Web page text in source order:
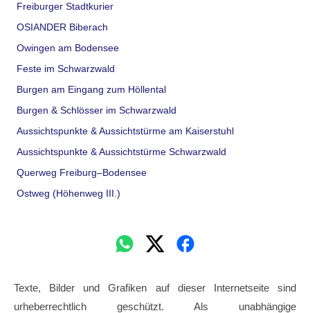
Freiburger Stadtkurier
OSIANDER Biberach
Owingen am Bodensee
Feste im Schwarzwald
Burgen am Eingang zum Höllental
Burgen & Schlösser im Schwarzwald
Aussichtspunkte & Aussichtstürme am Kaiserstuhl
Aussichtspunkte & Aussichtstürme Schwarzwald
Querweg Freiburg–Bodensee
Ostweg (Höhenweg III.)
Texte, Bilder und Grafiken auf dieser Internetseite sind
urheberrechtlich geschützt. Als unabhängige